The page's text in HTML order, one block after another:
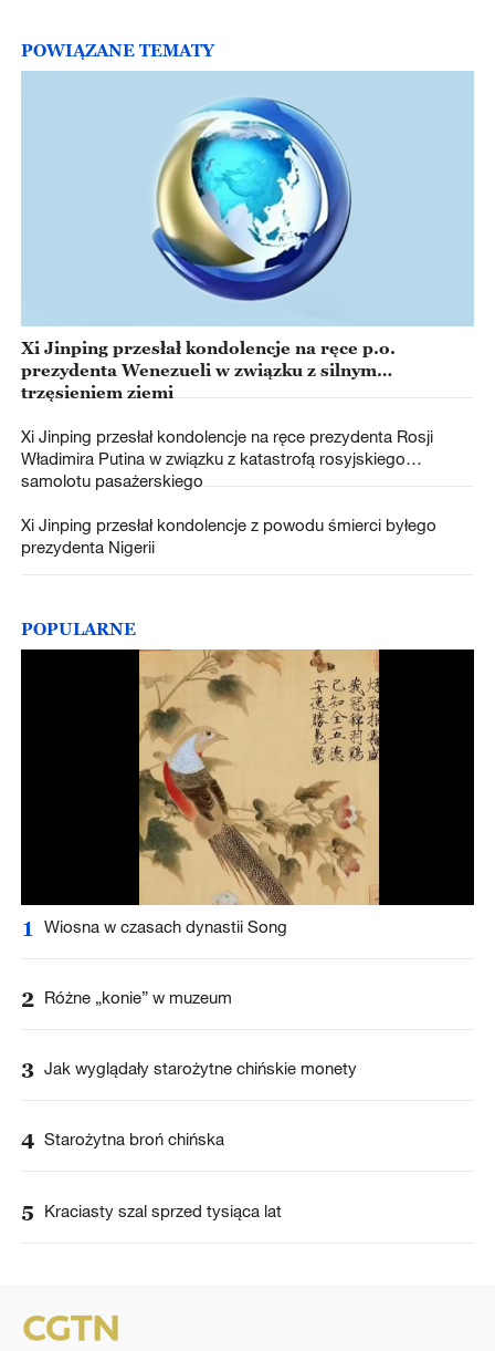
POWIĄZANE TEMATY
Xi Jinping przesłał kondolencje na ręce p.o.
prezydenta Wenezueli w związku z silnym
trzęsieniem ziemi
Xi Jinping przesłał kondolencje na ręce prezydenta Rosji
Władimira Putina w związku z katastrofą rosyjskiego
samolotu pasażerskiego
Xi Jinping przesłał kondolencje z powodu śmierci byłego
prezydenta Nigerii
POPULARNE
1 Wiosna w czasach dynastii Song
2 Różne „konie” w muzeum
3 Jak wyglądały starożytne chińskie monety
4 Starożytna broń chińska
5 Kraciasty szal sprzed tysiąca lat